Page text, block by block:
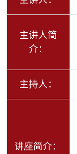
主讲人简
介：
主持人：
讲座简介：